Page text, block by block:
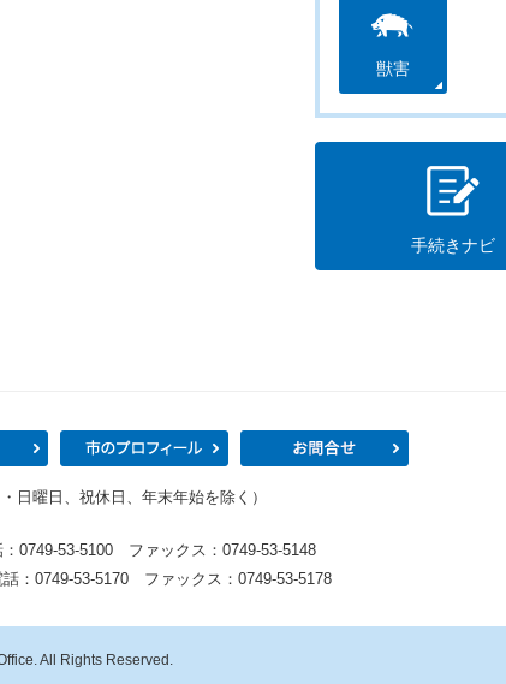
獣害
手続きナビ
アクセス 市のプロフィール
日曜日、祝休日、年末年始を除く）
0749-53-5100 ファックス：0749-53-5148
：0749-53-5170 ファックス：0749-53-5178
All Rights Reserved.